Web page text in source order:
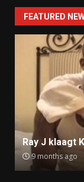
FEATURED
Ray J klaagt
9 months ago